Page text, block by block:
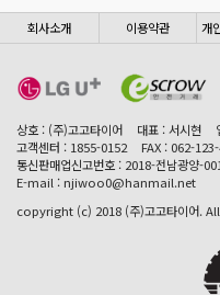
회사소개 이용약관 개
상호 : (주)고고타이어 대표 : 서시현
고객센터 : 1855-0152
FAX : 062-
통신판매업신고번호 : 2018-전남광양-
E-mail : njiwoo0@hanmail.net
copyright (c) 2018 (주)고고타이어.